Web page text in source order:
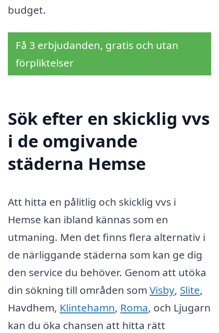
budget.
Få 3 erbjudanden, gratis och utan
förpliktelser
Sök efter en skicklig vvs
i de omgivande
städerna Hemse
Att hitta en pålitlig och skicklig vvs i
Hemse kan ibland kännas som en
utmaning. Men det finns flera alternativ i
de närliggande städerna som kan ge dig
den service du behöver. Genom att utöka
din sökning till områden som Visby, Slite,
Havdhem, Klintehamn, Roma, och Ljugarn
kan du öka chansen att hitta rätt